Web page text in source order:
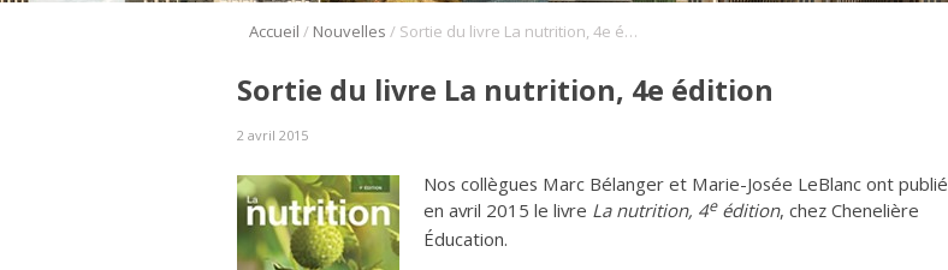
Accueil / Nouvelles / Sortie du livre La nutrition, 4e édition
Sortie du livre La nutrition, 4e édition
2 avril 2015
Nos collègues Marc Bélanger et Marie-Josée LeBlanc ont publié
en avril 2015 le livre La nutrition, 4eédition, chez Chenelière
Éducation.